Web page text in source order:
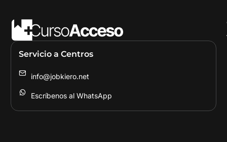
Servicio a Centros
info@jobkiero.net
Escríbenos al WhatsApp